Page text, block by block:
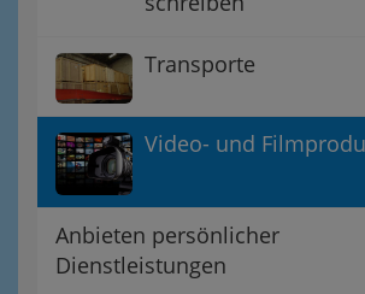
Transporte
Video- und
Anbieten persönlicher
Dienstleistungen